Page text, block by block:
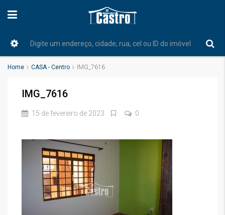
Home CASA - Centro IMG_7616
IMG_7616
15 de fevereiro de 2023 0